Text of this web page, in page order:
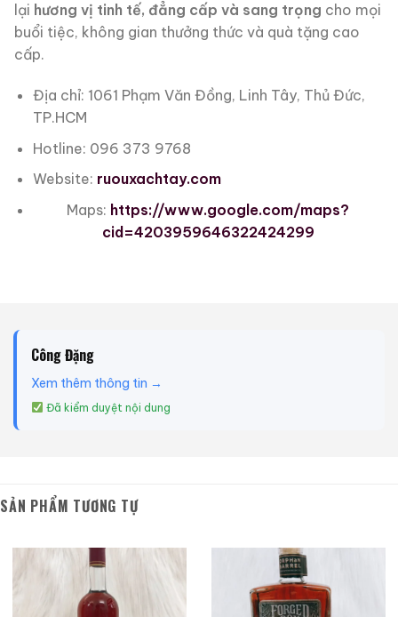
lại hương vị tinh tế, đẳng cấp và sang trọng cho mọi
buổi tiệc, không gian thưởng thức và quà tặng cao
cấp.
Địa chỉ: 1061 Phạm Văn Đồng, Linh Tây, Thủ Đức,
TP.HCM
Hotline: 096 373 9768
Website: ruouxachtay.com
Maps: https://www.google.com/maps?
cid=4203959646322424299
Công Đặng
Xem thêm thông tin →
Đã kiểm duyệt nội dung
SẢN PHẨM TƯƠNG TỰ